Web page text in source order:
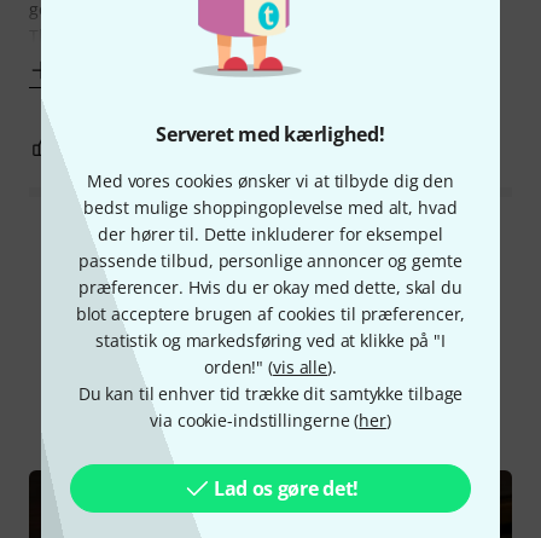
Serveret med kærlighed!
Med vores cookies ønsker vi at tilbyde dig den
bedst mulige shoppingoplevelse med alt, hvad
der hører til. Dette inkluderer for eksempel
passende tilbud, personlige annoncer og gemte
præferencer. Hvis du er okay med dette, skal du
blot acceptere brugen af cookies til præferencer,
statistik og markedsføring ved at klikke på "I
orden!" (vis alle).
Du kan til enhver tid trække dit samtykke tilbage
via cookie-indstillingerne (her)
Lad os gøre det!
gotta say I am very positively surprised by the actual violin.
ANMELD BEDØMMELSE
Læs alle anmeldelser
Vidste du?
Alle Guide